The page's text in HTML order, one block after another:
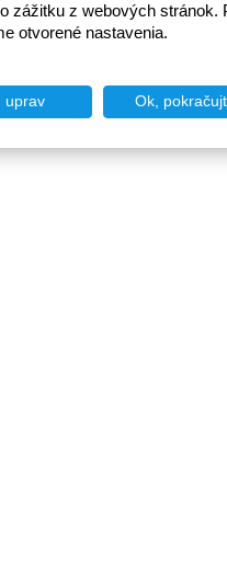
zážitku z webových stránok.
otvorené nastavenia.
uprav Ok,